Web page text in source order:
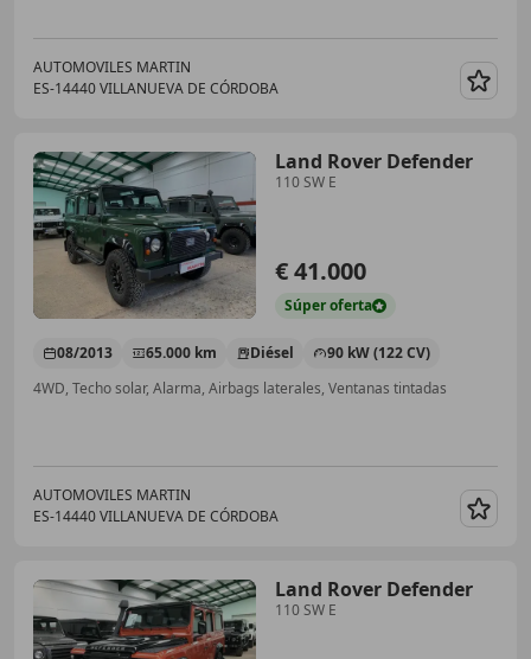
AUTOMOVILES MARTIN
ES-14440 VILLANUEVA DE CÓRDOBA
Land Rover Defender
110 SW E
€ 41.000
Súperoferta
08/2013 65.000 km Diésel
90 kW (122 CV)
4WD, Techo solar, Alarma, Airbags laterales, Ventanas tintadas
AUTOMOVILES MARTIN
ES-14440 VILLANUEVA DE CÓRDOBA
Land Rover Defender
110 SW E